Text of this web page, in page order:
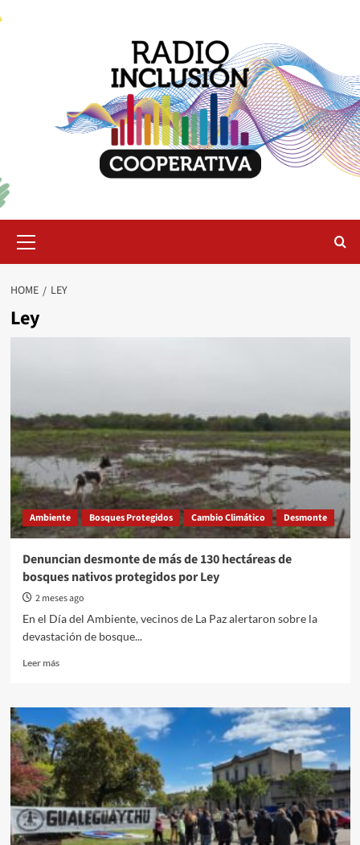
Menu
HOME LEY
Ley
Ambiente Bosques Protegidos Cambio Climático Desmonte
Denuncian desmonte de más de 130 hectáreas de
bosques nativos protegidos por Ley
2 meses ago
En el Día del Ambiente, vecinos de La Paz alertaron sobre la
devastación de bosque...
Leer másRead
Denuncian
desmonte
de
más
de
130
hectáreas
de
bosques